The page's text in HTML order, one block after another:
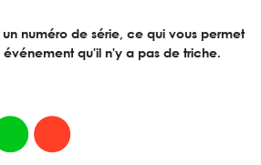
un numéro de série, ce qui vous permet
qu'il n'y a pas de triche.